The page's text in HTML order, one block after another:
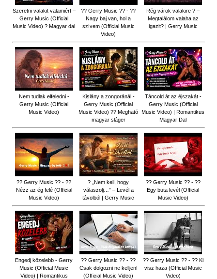
Szeretni valakit valamiért –
Gerry Music (Official
Music Video) ? Magyar dal
?? Gerry Music ?? - ??
Nagy baj van, hol a
szívem (Official Music
Video)
Rég várok valakire ? –
Megtalálom valaha az
igazit? | Gerry Music
Nem tudlak elfeledni -
Gerry Music (Official
Music Video)
Kislány a zongoránál -
Gerry Music (Official
Music Video) ?? Megható
magyar sláger
Táncold át az éjszakát -
Gerry Music (Official
Music Video) | Romantikus
Magyar Dal
?? Gerry Music ?? - ??
Nézz az ég felé (Official
Music Video)
? „Nem kell, hogy
válaszolj…” – Levél a
távolból | Gerry Music
?? Gerry Music ?? - ??
Egy buta levél (Official
Music Video)
Engedj közelebb - Gerry
Music (Official Music
Video) | Romantikus
?? Gerry Music ?? - ??
Csak dolgozni ne kelljen!
(Official Music Video)
?? Gerry Music ?? - ?? Ki
visz haza (Official Music
Video)